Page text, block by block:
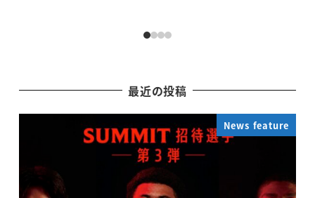
最近の投稿
News feature